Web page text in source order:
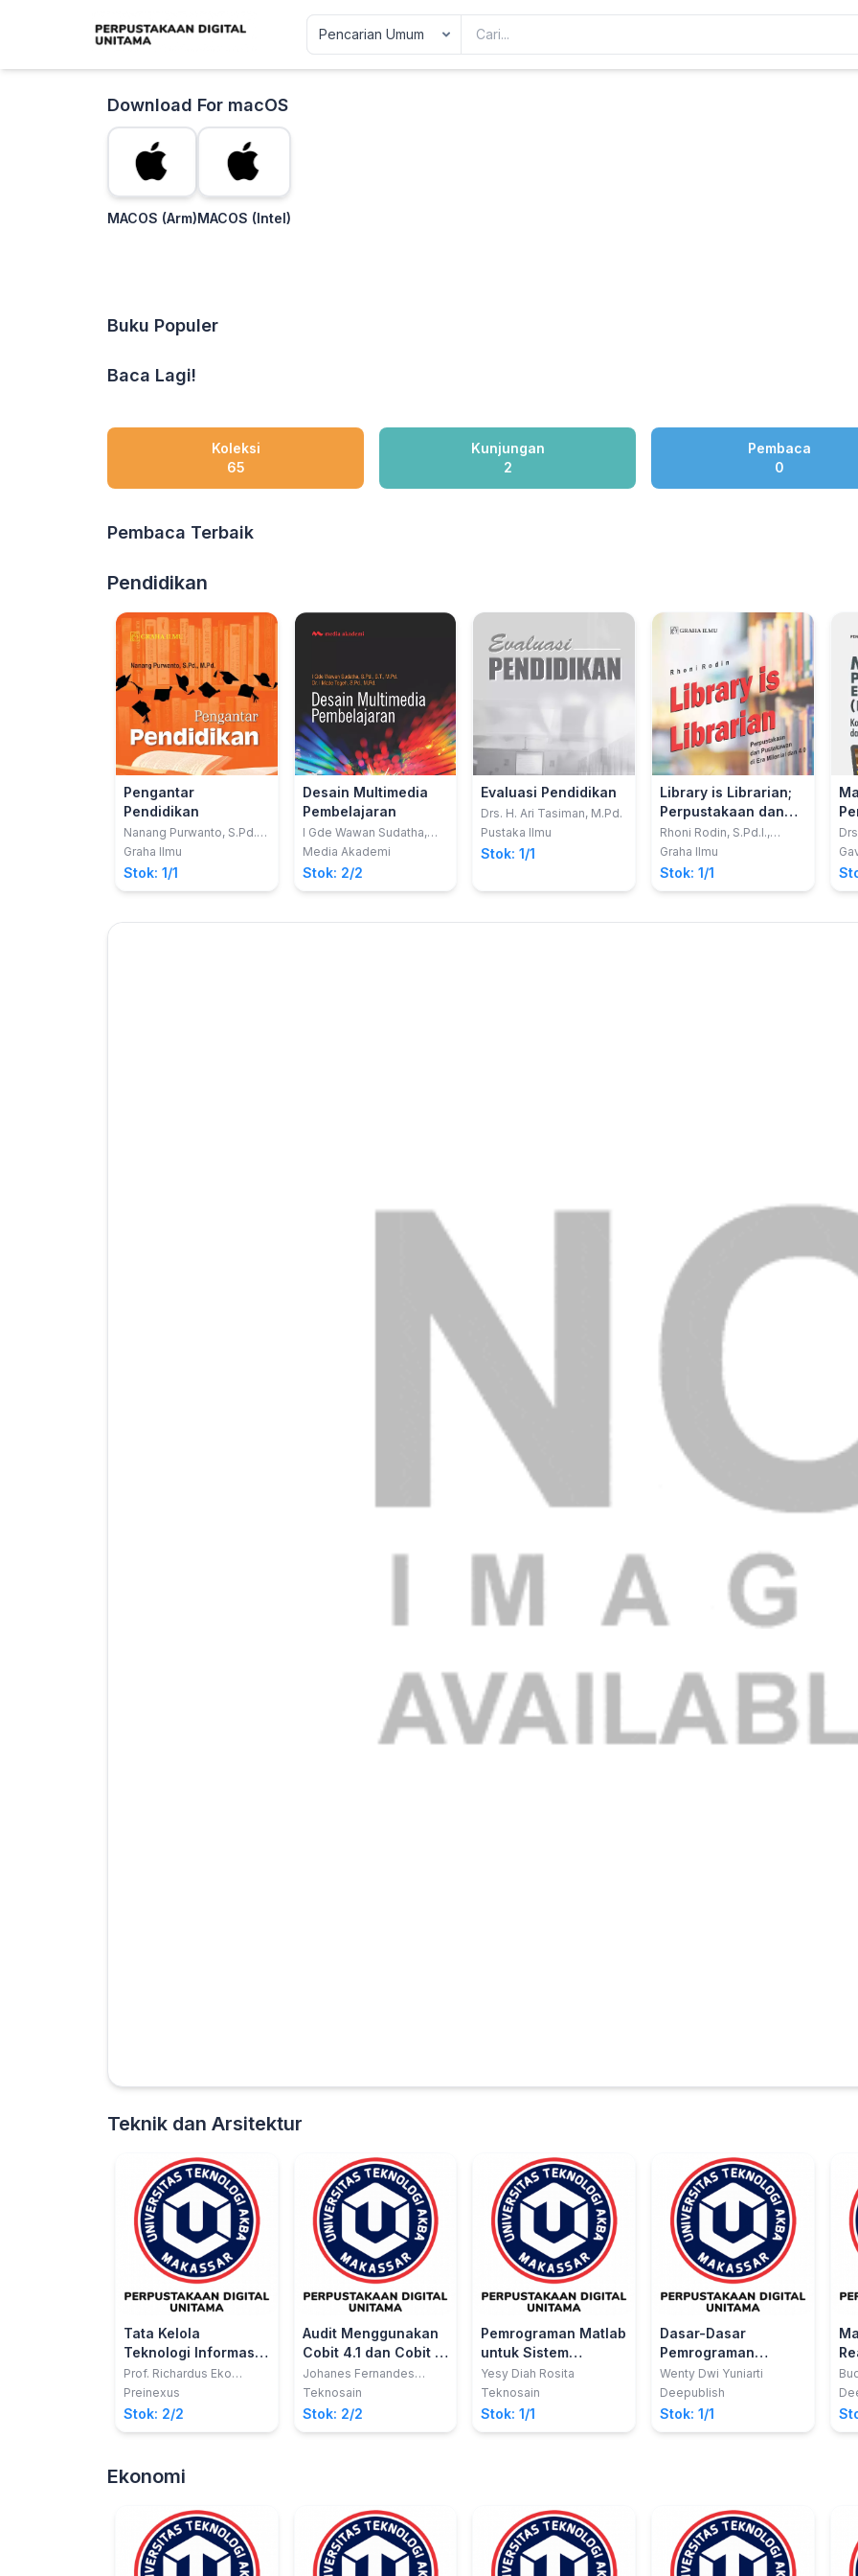
Download For macOS
MACOS (Arm)MACOS (Intel)
Buku Populer
Baca Lagi!
Koleksi
65
Kunjungan
2
Pembaca
0
Pembaca Terbaik
Pendidikan
Pengantar
Pendidikan
Nanang Purwanto, S.Pd.,
M.Pd.
Graha Ilmu
Stok: 1/1
Desain Multimedia
Pembelajaran
I Gde Wawan Sudatha,
S.Pd., S.T., M.Pd.; Dr. I
Media Akademi
Stok: 2/2
Evaluasi Pendidikan
Drs. H. Ari Tasiman, M.Pd.
Pustaka Ilmu
Stok: 1/1
Library is Librarian;
Perpustakaan dan
Pustakawan di Era
Milenial dan 4.0
Rhoni Rodin, S.Pd.I.,
M.Hum
Graha Ilmu
Stok: 1/1
)
Teknik dan Arsitektur
Tata Kelola
Teknologi Informasi
Edisi 2
Prof. Richardus Eko
Indrajit
Preinexus
Stok: 2/2
Audit Menggunakan
Cobit 4.1 dan Cobit 5
dengan Case Study
Johanes Fernandes
Andry, S.T., M.Kom, Kevin
Teknosain
Stok: 2/2
Pemrograman Matlab
untuk Sistem
Informasi Geografis
Berbasis Kecerdasan
Buatan
Yesy Diah Rosita
Teknosain
Stok: 1/1
Dasar-Dasar
Pemrograman
Dengan Python
Wenty Dwi Yuniarti
Deepublish
Stok: 1/1
Ekonomi